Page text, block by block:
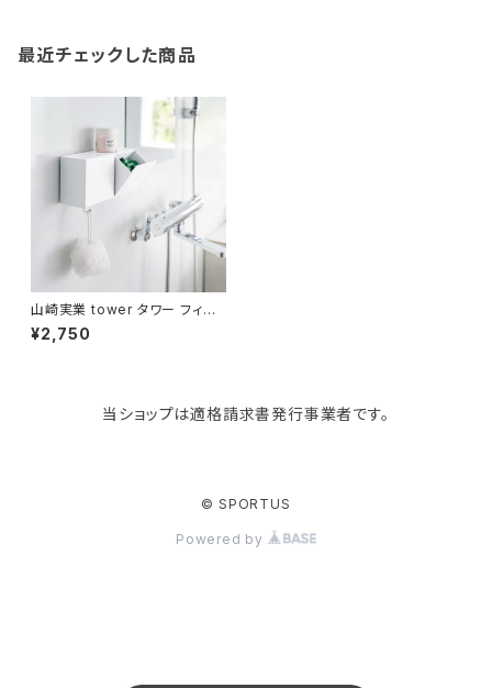
paperblanks
Like-it
KIND BAG LONDON
tower
スポーツバッグ
マザーズバッグ
バッグアクセサリー
ソープディスペンサー
タオルハンガー
調理器具・調理小物
ディッシュラック
ガーデニング用品
蚊やり
クッション・クッションカバー
玄関収納
猫用グッズ
その他
最近チェックした商品
山崎実業 tower タワー フィル
ムフック洗顔パウダーストッカー
＆ダストボックス 洗面台小物入
¥2,750
当ショップは適格請求書発行事業者です。
© SPORTUS
Powered by